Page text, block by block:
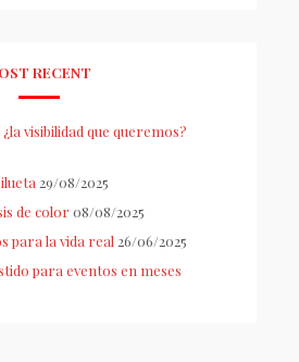
RECENT
visibilidad que queremos?
29/08/2025
de color 08/08/2025
para la vida real 26/06/2025
para eventos en meses